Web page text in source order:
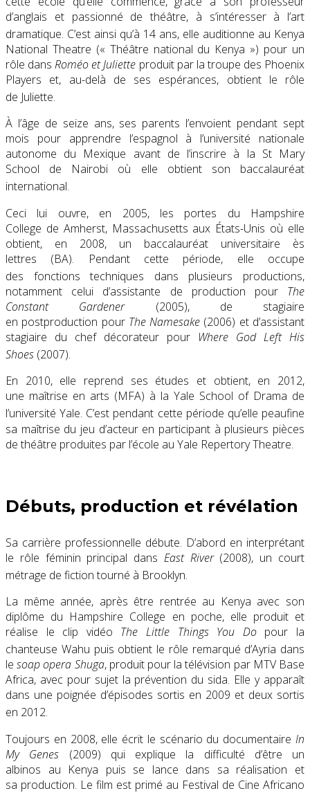
d’anglais et passionné de théâtre, à s’intéresser à l’art
dramatique. C’est ainsi qu’à 14 ans, elle auditionne au Kenya
National Theatre (« Théâtre national du Kenya ») pour un
rôle dansRoméo et Juliette produit par la troupe des Phoenix
Players et, au-delà de ses espérances, obtient le rôle
de Juliette.
À l’âge de seize ans, ses parents l’envoient pendant sept
mois pour apprendre l’espagnol à l’université nationale
autonome du Mexique avant de l’inscrire à la St Mary
School de Nairobi où elle obtient son baccalauréat
international.
Ceci lui ouvre, en 2005, les portes du Hampshire
College de Amherst, Massachusetts aux États-Unis où elle
obtient, en 2008, un baccalauréat universitaire ès
lettres (BA). Pendant cette période, elle occupe
des fonctions techniques dans plusieurs productions,
notamment celui d’assistante de production pour The
Constant Gardener(2005), de stagiaire
en postproduction pour The Namesake (2006) et d’assistant
stagiaire du chef décorateur pour Where God Left His
Shoes (2007).
En 2010, elle reprend ses études et obtient, en 2012,
une maîtrise en arts (MFA) à la Yale School of Drama de
l’université Yale. C’est pendant cette période qu’elle peaufine
sa maîtrise du jeu d’acteur en participant à plusieurs pièces
de théâtre produites par l’école au Yale Repertory Theatre.
Débuts, production et révélation
Sa carrière professionnelle débute. D’abord en interprétant
le rôle féminin principal dans East River(2008), un court
métrage de fiction tourné à Brooklyn.
La même année, après être rentrée au Kenya avec son
diplôme du Hampshire College en poche, elle produit et
réalise le clip vidéo The Little Things You Dopour la
chanteuse Wahu puis obtient le rôle remarqué d’Ayria dans
lesoap opera Shuga, produit pour la télévision par MTV Base
Africa, avec pour sujet la prévention du sida. Elle y apparaît
dans une poignée d’épisodes sortis en 2009 et deux sortis
en 2012.
Toujours en 2008, elle écrit le scénario du documentaire In
My Genes (2009) qui explique la difficulté d’être un
albinos au Kenya puis se lance dans sa réalisation et
sa production. Le film est primé au Festival de Cine Africano